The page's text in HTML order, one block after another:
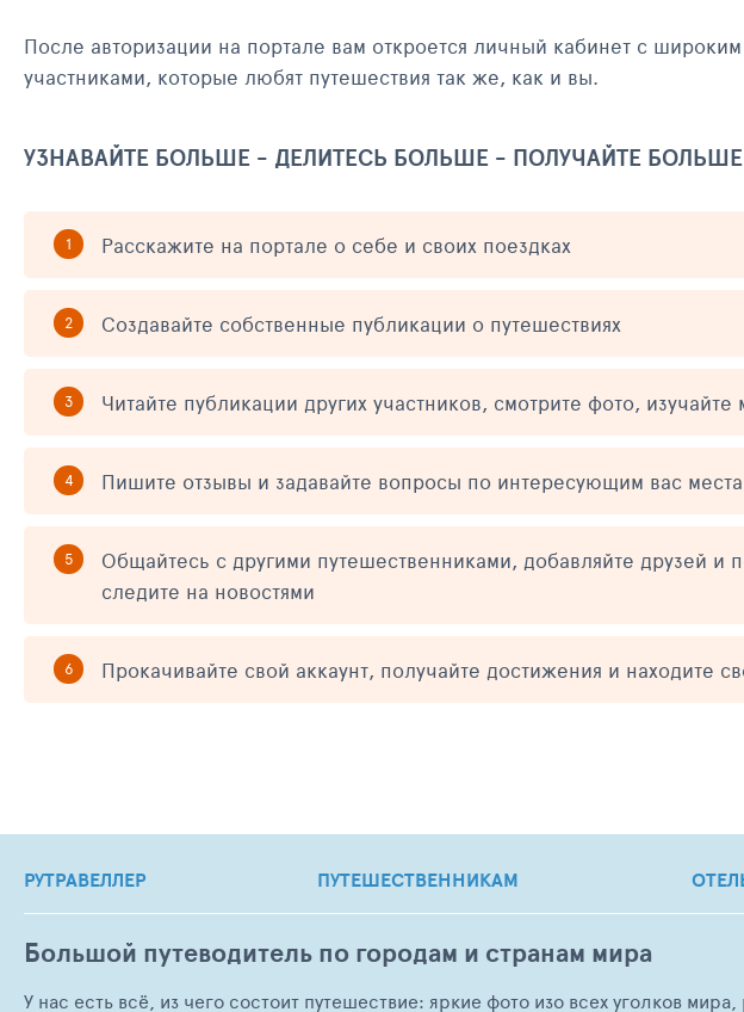
После авторизации на портале вам откроется личный кабинет с
участниками, которые любят путешествия так же, как и вы.
УЗНАВАЙТЕ БОЛЬШЕ - ДЕЛИТЕСЬ БОЛЬШЕ - ПОЛУЧАЙТЕ БОЛЬШЕ
Расскажите на портале о себе и своих поездках
Создавайте собственные публикации о путешествиях
Читайте публикации других участников, смотрите фото,
Пишите отзывы и задавайте вопросы по интересующим вас
Общайтесь с другими путешественниками, добавляйте друзей
следите на новостями
Прокачивайте свой аккаунт, получайте достижения и находите
РУТРАВЕЛЛЕР ПУТЕШЕСТВЕННИКАМ
Большой путеводитель по городам и странам мира
У нас есть всё, из чего состоит путешествие: яркие фото изо всех уголков